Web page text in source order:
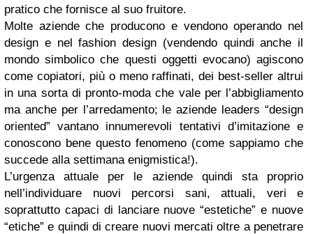
pratico che fornisce al suo fruitore.
Molte aziende che producono e vendono operando nel
design e nel fashion design (vendendo quindi anche il
mondo simbolico che questi oggetti evocano) agiscono
come copiatori, più o meno raffinati, dei best-seller altrui
in una sorta di pronto-moda che vale per l’abbigliamento
ma anche per l’arredamento; le aziende leaders “design
oriented” vantano innumerevoli tentativi d’imitazione e
conoscono bene questo fenomeno (come sappiamo che
succede alla settimana enigmistica!).
L’urgenza attuale per le aziende quindi sta proprio
nell’individuare nuovi percorsi sani, attuali, veri e
soprattutto capaci di lanciare nuove “estetiche” e nuove
“etiche” e quindi di creare nuovi mercati oltre a penetrare